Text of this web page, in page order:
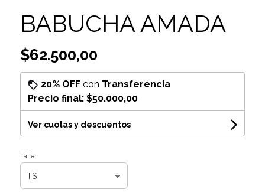
BABUCHA AMADA
$62.500,00
20% OFFcon Transferencia
Precio final: $50.000,00
Ver cuotas y descuentos
Talle